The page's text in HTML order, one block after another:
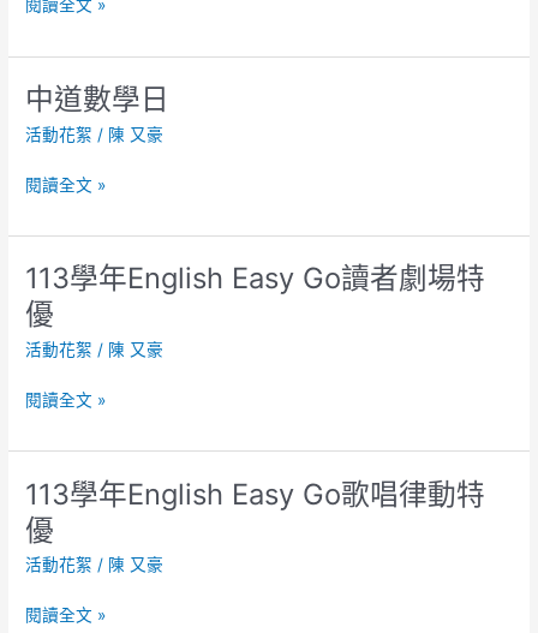
賽
閱讀全文 »
中道數學日
活動花絮 / 陳 又豪
中
數
學
日
閱讀全文 »
113學年English Easy Go讀者劇場特
優
活動花絮 / 陳 又豪
113
學
年
English
Go
者
劇
場
特
優
閱讀全文 »
113學年English Easy Go歌唱律動特
優
活動花絮 / 陳 又豪
113
學
年
English
Go
閱讀全文 »